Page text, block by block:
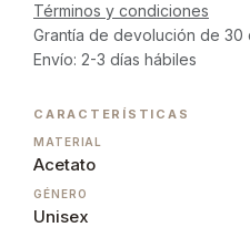
Términos y condiciones
Grantía de devolución de 30
Envío: 2-3 días hábiles
CARACTERÍSTICAS
MATERIAL
Acetato
GÉNERO
Unisex